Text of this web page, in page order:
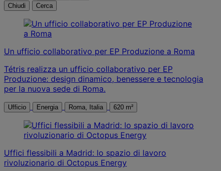
Chiudi Cerca
Un ufficio collaborativo per EP Produzione a Roma
Tétris realizza un ufficio collaborativo per EP
Produzione: design dinamico, benessere e tecnologia
per la nuova sede di Roma.
Ufficio Energia Roma, Italia 620 m²
Uffici flessibili a Madrid: lo spazio di lavoro
rivoluzionario di Octopus Energy